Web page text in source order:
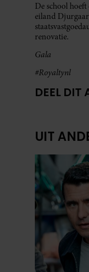
De school
eiland
renovatie.
Gala
#Royaltynl
DEEL DIT
UIT